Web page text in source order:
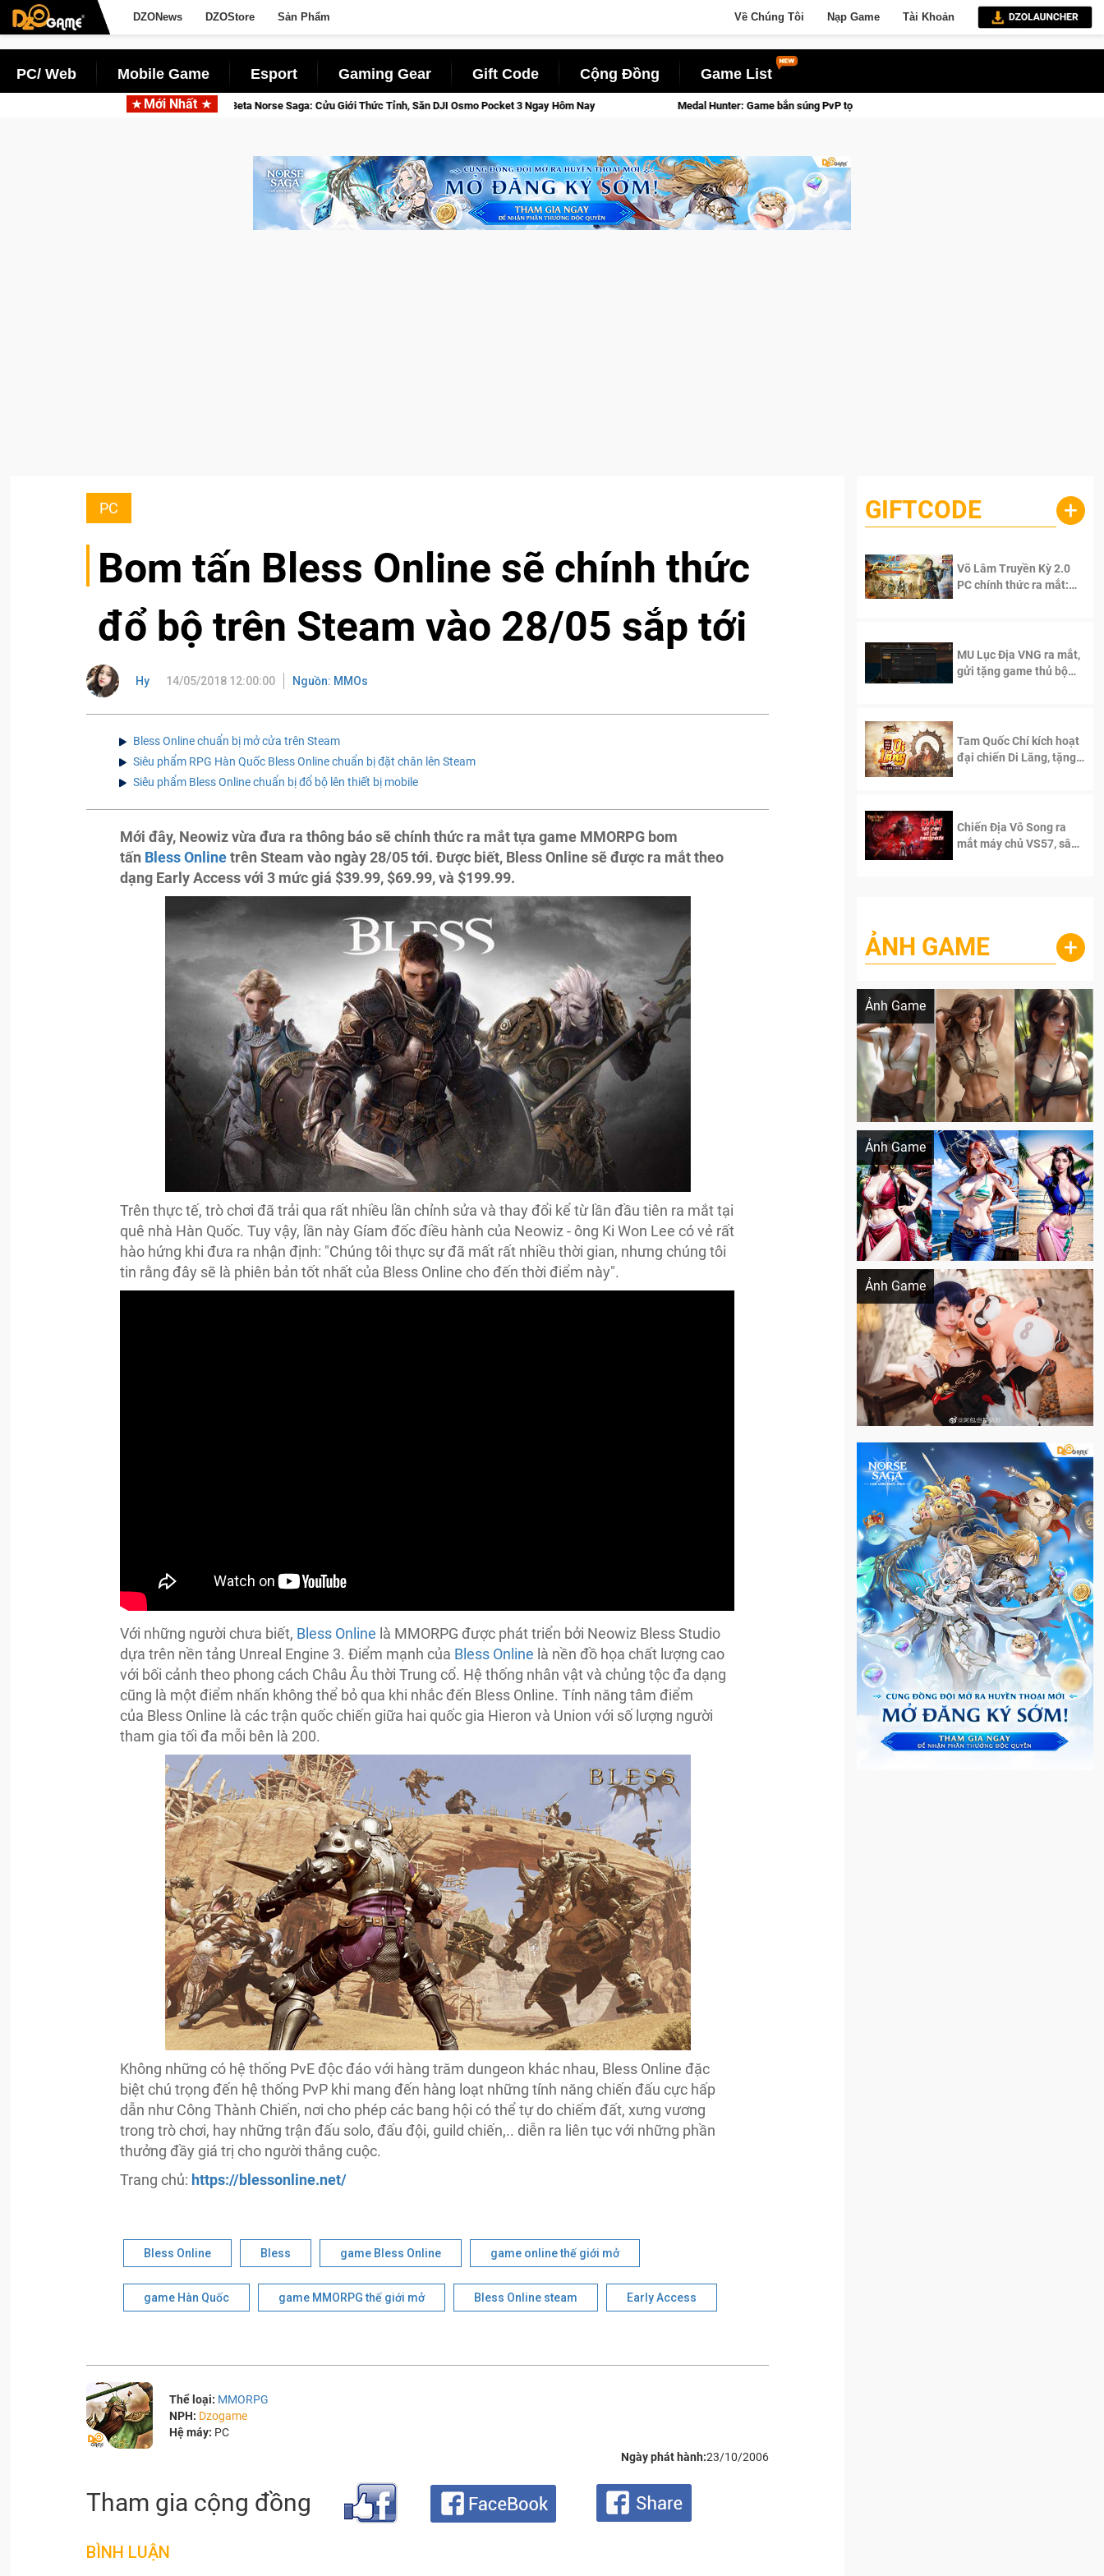
DZONews DZOStore Sản Phẩm Về Chúng Tôi Nạp Game Tài Khoản
PC/ Web Mobile Game Esport Gaming Gear Gift Code Cộng Đồng Game List
Mới Nhất
Gia Nhập Closed Beta Norse Saga: Cửu Giới Thức Tỉnh, Săn DJI Osmo Pocket 3 Ngay Hôm Nay Medal Hunter: Game bắn súng PvP tọa độ đỉnh cao đưa bạn vào các chiến dịch lịch sử khốc liệt
PC
Bom tấn Bless Online sẽ chính thức
đổ bộ trên Steam vào 28/05 sắp tới
Hy 14/05/2018 12:00:00 Nguồn: MMOs
Bless Online chuẩn bị mở cửa trên Steam
Siêu phẩm RPG Hàn Quốc Bless Online chuẩn bị đặt chân lên Steam
Siêu phẩm Bless Online chuẩn bị đổ bộ lên thiết bị mobile
Mới đây, Neowiz vừa đưa ra thông báo sẽ chính thức ra mắt tựa game MMORPG bom
tấn Bless Onlinetrên Steam vào ngày 28/05 tới. Được biết, Bless Online sẽ được ra mắt theo
dạng Early Access với 3 mức giá $39.99, $69.99, và $199.99.
Trên thực tế, trò chơi đã trải qua rất nhiều lần chỉnh sửa và thay đổi kể từ lần đầu tiên ra mắt tại
quê nhà Hàn Quốc. Tuy vậy, lần này Gíam đốc điều hành của Neowiz - ông Ki Won Lee có vẻ rất
hào hứng khi đưa ra nhận định: "Chúng tôi thực sự đã mất rất nhiều thời gian, nhưng chúng tôi
tin rằng đây sẽ là phiên bản tốt nhất của Bless Online cho đến thời điểm này".
Với những người chưa biết, Bless Online là MMORPG được phát triển bởi Neowiz Bless Studio
dựa trên nền tảng Unreal Engine 3. Điểm mạnh của Bless Online là nền đồ họa chất lượng cao
với bối cảnh theo phong cách Châu Âu thời Trung cổ. Hệ thống nhân vật và chủng tộc đa dạng
cũng là một điểm nhấn không thể bỏ qua khi nhắc đến Bless Online. Tính năng tâm điểm
của Bless Online là các trận quốc chiến giữa hai quốc gia Hieron và Union với số lượng người
tham gia tối đa mỗi bên là 200.
Không những có hệ thống PvE độc đáo với hàng trăm dungeon khác nhau, Bless Online đặc
biệt chú trọng đến hệ thống PvP khi mang đến hàng loạt những tính năng chiến đấu cực hấp
dẫn như Công Thành Chiến, nơi cho phép các bang hội có thể tự do chiếm đất, xưng vương
trong trò chơi, hay những trận đấu solo, đấu đội, guild chiến,.. diễn ra liên tục với những phần
thưởng đầy giá trị cho người thắng cuộc.
Trang chủ: https://blessonline.net/
Bless Online Bless game Bless Online game online thế giới mở
game Hàn Quốc game MMORPG thế giới mở Bless Online steam Early Access
Thể loại: MMORPG
NPH: Dzogame
Hệ máy: PC
Ngày phát hành:23/10/2006
Tham gia cộng đồng
BÌNH LUẬN
GIFTCODE +
Võ Lâm Truyền Kỳ 2.0
PC chính thức ra mắt:
MU Lục Địa VNG ra mắt,
gửi tặng game thủ bộ
Tam Quốc Chí kích hoạt
đại chiến Di Lăng, tặng
Chiến Địa Vô Song ra
mắt máy chủ VS57, sân
ẢNH GAME +
Ảnh Game
Lala Croft vừa nóng vừa xinh dưới nét vẽ
Ảnh Game
Khi AI Cosplay gái đẹp One Piece
Ảnh Game
Cosplay Xiangling siêu cute